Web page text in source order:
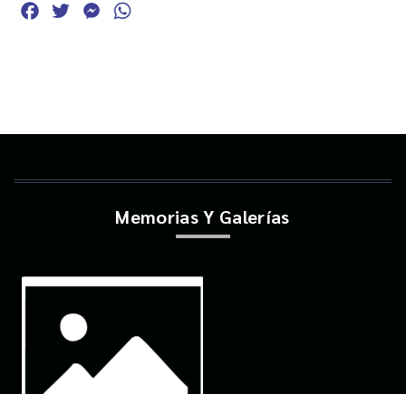
FacebookTwitterMessenger
Memorias Y Galerías